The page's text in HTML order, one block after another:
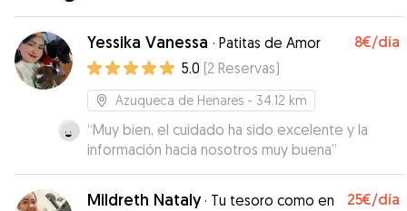
Yessika Vanessa · Patitas de Amor 8€/día
5.0 (2 Reservas)
Azuqueca de Henares - 34.12 km
“Muy bien, el cuidado ha sido excelente y la
información hacia nosotros muy buena”
Mildreth Nataly· Tu tesoro como en
25€/día